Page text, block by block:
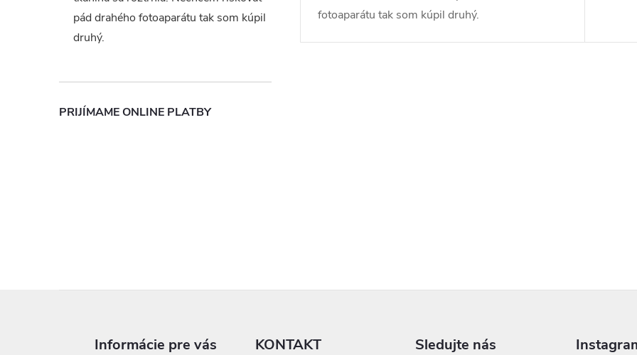
pád drahého fotoaparátu tak som kúpil
druhý.
PRIJÍMAME ONLINE PLATBY
fotoaparátu tak som kúpil druhý.
Informácie pre vás KONTAKT Sledujte nás